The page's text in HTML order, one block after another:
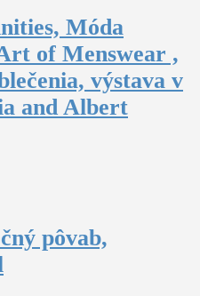
Móda
of Menswear ,
výstava v
and Albert
pôvab,